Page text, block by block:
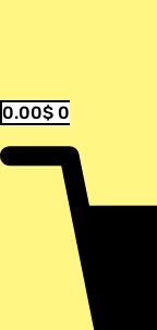
0.00$ 0